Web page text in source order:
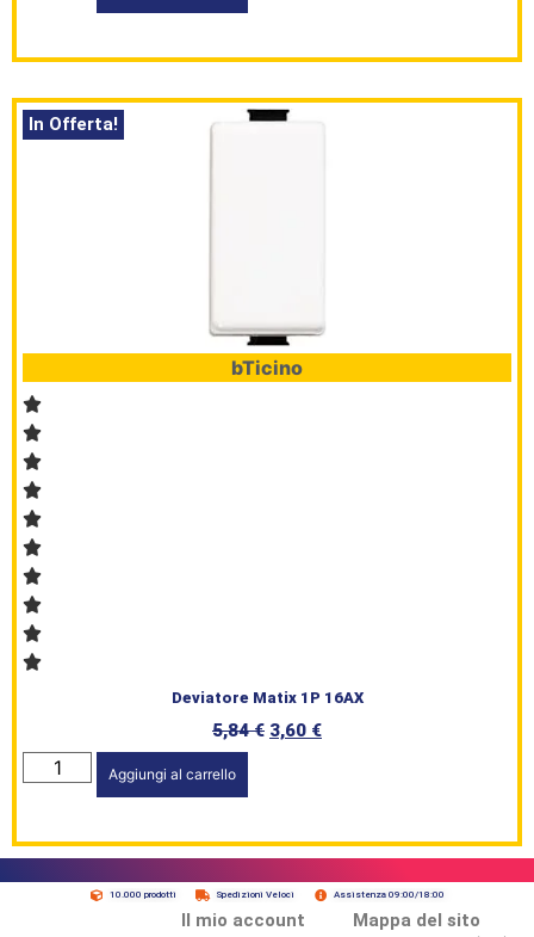
In Offerta!
bTicino
Deviatore Matix 1P 16AX
5,84€ 3,60 €
Aggiungi al carrello
10.000 prodotti Spedizioni Veloci Assistenza 09:00/18:00
Il mio account
Mappa del sito